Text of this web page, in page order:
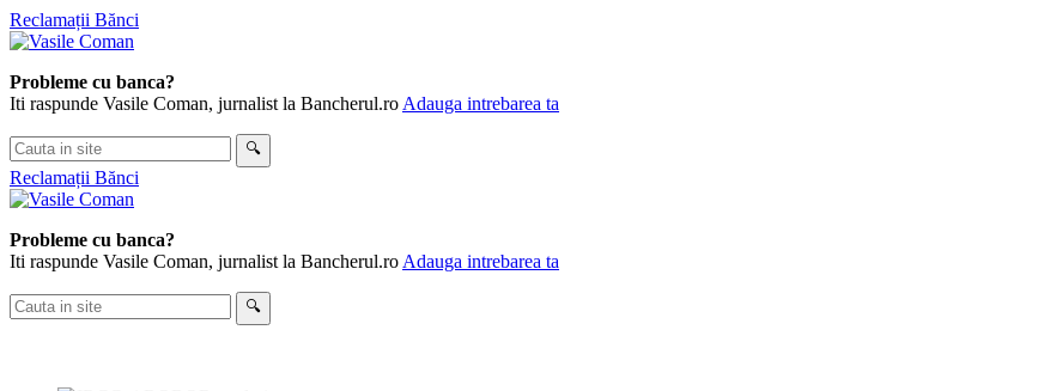
Skip
to
Reclamații Bănci
Probleme cu banca?
Iti raspunde Vasile Coman, jurnalist la Bancherul.ro Adauga intrebarea ta
Cauta
in
site
🔍
Reclamații Bănci
Probleme cu banca?
Iti raspunde Vasile Coman, jurnalist la Bancherul.ro Adauga intrebarea ta
Cauta
in
🔍